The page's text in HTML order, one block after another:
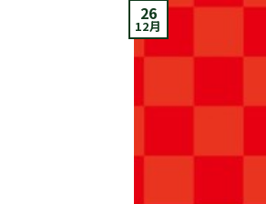
26
12月